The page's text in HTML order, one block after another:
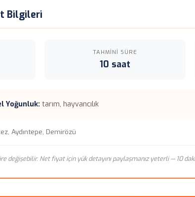
Bilgileri
TAHMINI SÜRE
10 saat
Yoğunluk: tarım, hayvancılık
Aydıntepe, Demirözü
değişebilir. Net fiyat için yük detayını paylaşmanız yeterli — 10